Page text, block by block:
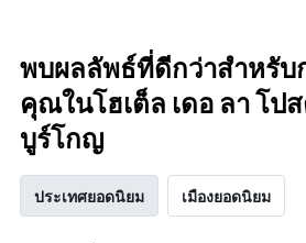
พบผลลัพธ์ที่ดีกว่าสำหรับ
คุณในโฮเต็ล เดอ ลา โป
บูร์โกญ
ประเทศยอดนิยม เมืองยอดนิยม